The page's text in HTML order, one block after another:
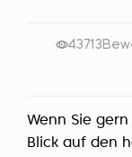
43713
Wenn Sie
Blick auf den